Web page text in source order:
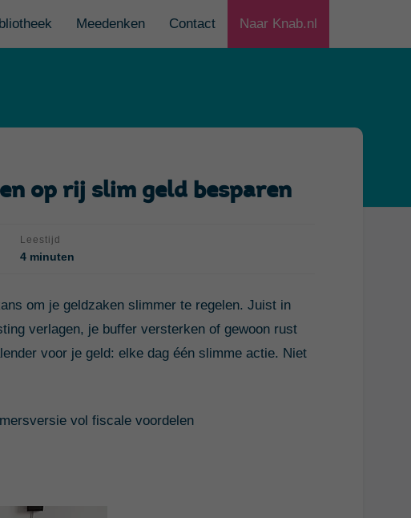
Meedenken Contact Naar Knab.nl
op rij slim geld besparen
Leestijd
4 minuten
om je geldzaken slimmer te regelen. Juist in
verlagen, je buffer versterken of gewoon rust
voor je geld: elke dag één slimme actie. Niet
vol fiscale voordelen